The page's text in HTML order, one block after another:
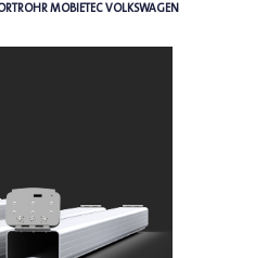
MOBIETEC VOLKSWAGEN